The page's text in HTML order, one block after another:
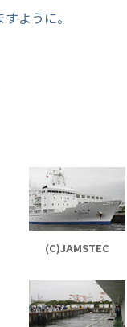
ように。
(C)JAMSTEC